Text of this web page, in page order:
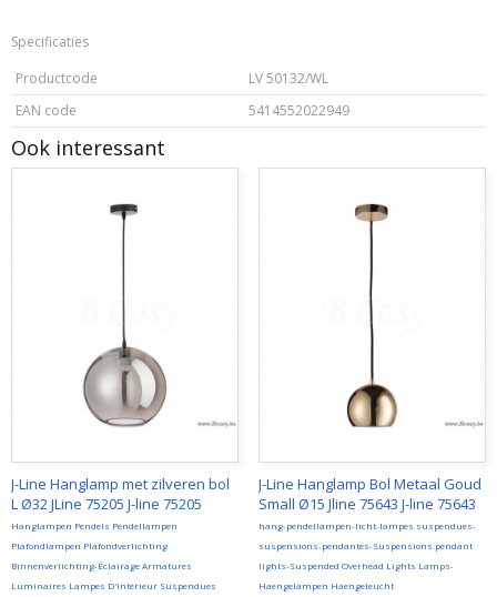
Specificaties
Productcode
LV 50132/WL
EAN code
5414552022949
Ook interessant
J-Line Hanglamp met zilveren bol
L Ø32 JLine 75205 J-line 75205
Hanglampen Pendels Pendellampen
Plafondlampen Plafondverlichting
Binnenverlichting-Éclairage Armatures
Luminaires Lampes D'intérieur Suspendues
J-Line Hanglamp Bol Metaal Goud
Small Ø15 Jline 75643 J-line 75643
hang-pendellampen-licht-lampes suspendues-
suspensions-pendantes-Suspensions pendant
lights-Suspended Overhead Lights Lamps-
Haengelampen Haengeleucht